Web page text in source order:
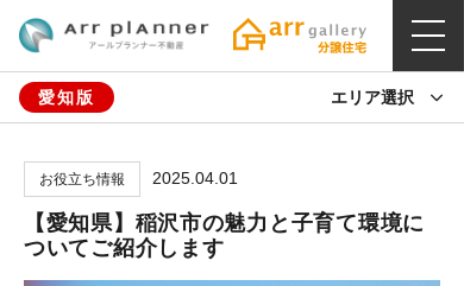
愛知版 エリア選択
お役立ち情報 2025.04.01
【愛知県】稲沢市の魅力と子育て環境に
ついてご紹介します